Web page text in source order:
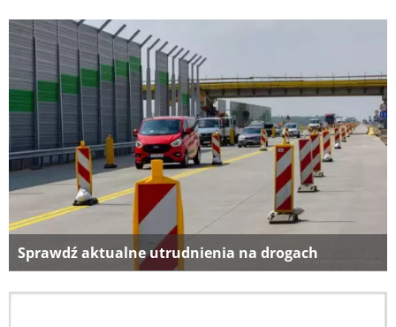
Sprawdź aktualne utrudnienia na drogach